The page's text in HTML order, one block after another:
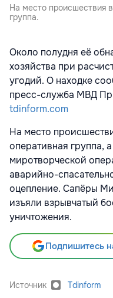
На место происшествия
группа.
Около полудня её
хозяйства при
угодий. О находке
пресс-служба МВД
tdinform.com
На место
оперативная группа,
миротворческой
аварийно-
оцепление. Сапёры
изъяли взрывчатый
уничтожения.
Подпишитесь
Источник Tdinform